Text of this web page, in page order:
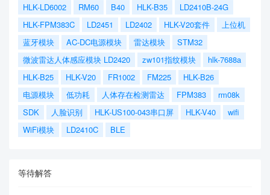
HLK-LD6002
RM60 B40 HLK-B35
LD2410B-24G
HLK-FPM383C
LD2451 LD2402 HLK-V20套件
上位机
蓝牙模块
AC-DC电源模块 雷达模块
STM32
微波雷达人体感应模块 LD2420
zw101指纹模块
hlk-7688a
HLK-B25
HLK-V20 FR1002 FM225
HLK-B26
电源模块
低功耗 人体存在检测雷达 FPM383
rm08k
SDK
人脸识别 HLK-US100-043串口屏 HLK-V40
wifi
WiFi模块
LD2410C BLE
等待解答